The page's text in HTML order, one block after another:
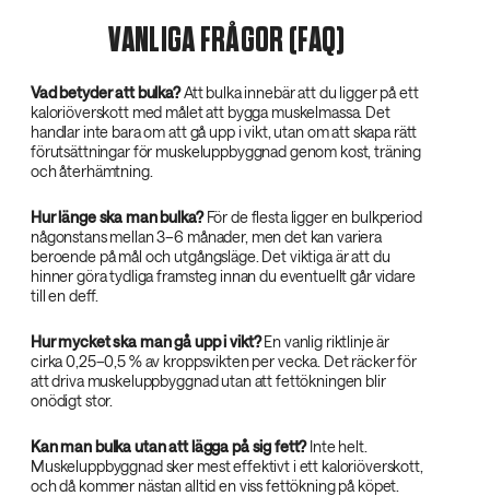
VANLIGA FRÅGOR (FAQ)
Vad betyder att bulka?Att bulka innebär att du ligger på ett
kaloriöverskott med målet att bygga muskelmassa. Det
handlar inte bara om att gå upp i vikt, utan om att skapa rätt
förutsättningar för muskeluppbyggnad genom kost, träning
och återhämtning.
Hur länge ska man bulka?För de flesta ligger en bulkperiod
någonstans mellan 3–6 månader, men det kan variera
beroende på mål och utgångsläge. Det viktiga är att du
hinner göra tydliga framsteg innan du eventuellt går vidare
till en deff.
Hur mycket ska man gå upp i vikt?En vanlig riktlinje är
cirka 0,25–0,5 % av kroppsvikten per vecka. Det räcker för
att driva muskeluppbyggnad utan att fettökningen blir
onödigt stor.
Kan man bulka utan att lägga på sig fett?Inte helt.
Muskeluppbyggnad sker mest effektivt i ett kaloriöverskott,
och då kommer nästan alltid en viss fettökning på köpet.